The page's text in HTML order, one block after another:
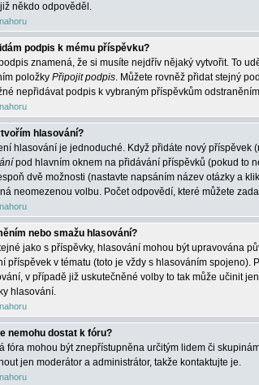
někdo odpověděl.
podpis k mému příspěvku?
znamená, že si musíte nejdřív nějaký vytvořit. To
položky Připojit podpis. Můžete rovněž přidat stejný
nepřidávat podpis k vybraným příspěvkům
hlasování?
hlasování je jednoduché. Když přidáte nový
pod hlavním oknem na přidávání příspěvků (pokud to
dvě možnosti (nastavte napsáním název otázky a
neomezenou volbu. Počet odpovědí, které můžete
nebo smažu hlasování?
jako s příspěvky, hlasování mohou být upravována
příspěvek v tématu (toto je vždy s hlasováním
v případě již uskutečněné volby to tak může učinit
hlasování.
nemohu dostat k fóru?
fóra mohou být znepřístupněna určitým lidem či
jen moderátor a administrátor, takže kontaktujte je.